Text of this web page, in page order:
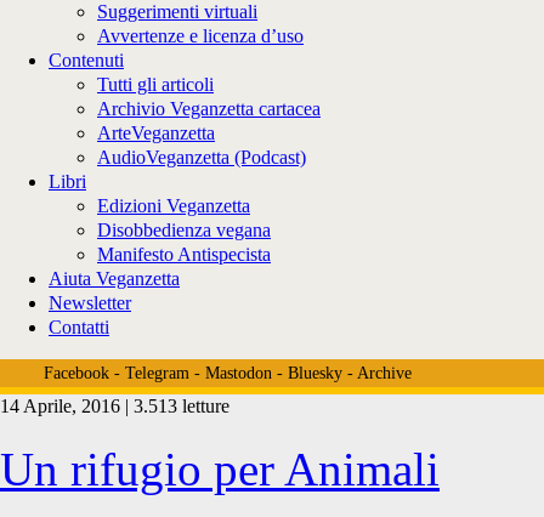
Suggerimenti virtuali
Avvertenze e licenza d’uso
Contenuti
Tutti gli articoli
Archivio Veganzetta cartacea
ArteVeganzetta
AudioVeganzetta (Podcast)
Libri
Edizioni Veganzetta
Disobbedienza vegana
Manifesto Antispecista
Aiuta Veganzetta
Newsletter
Contatti
Facebook- Telegram- Mastodon- Bluesky- Archive
Tag:
14 Aprile, 2016 | 3.513 letture
Un rifugio per Animali